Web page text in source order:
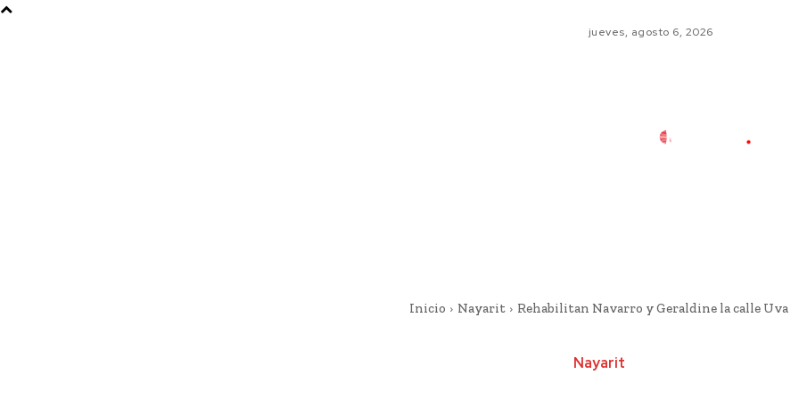
jueves, agosto 6, 2026
Inicio Nayarit Rehabilitan Navarro y Geraldine la calle Uva
Nayarit